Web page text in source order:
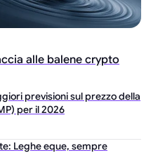
alle balene crypto
previsioni sul prezzo della
per il 2026
Leghe eque, sempre